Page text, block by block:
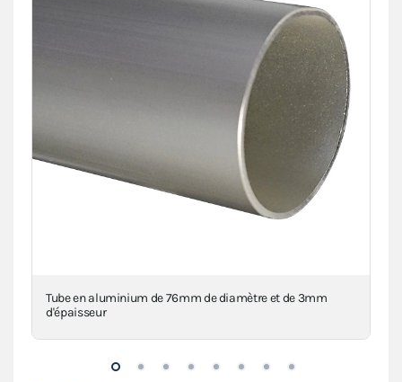
Tube en aluminium de 76mm de diamètre et de 3mm
d'épaisseur